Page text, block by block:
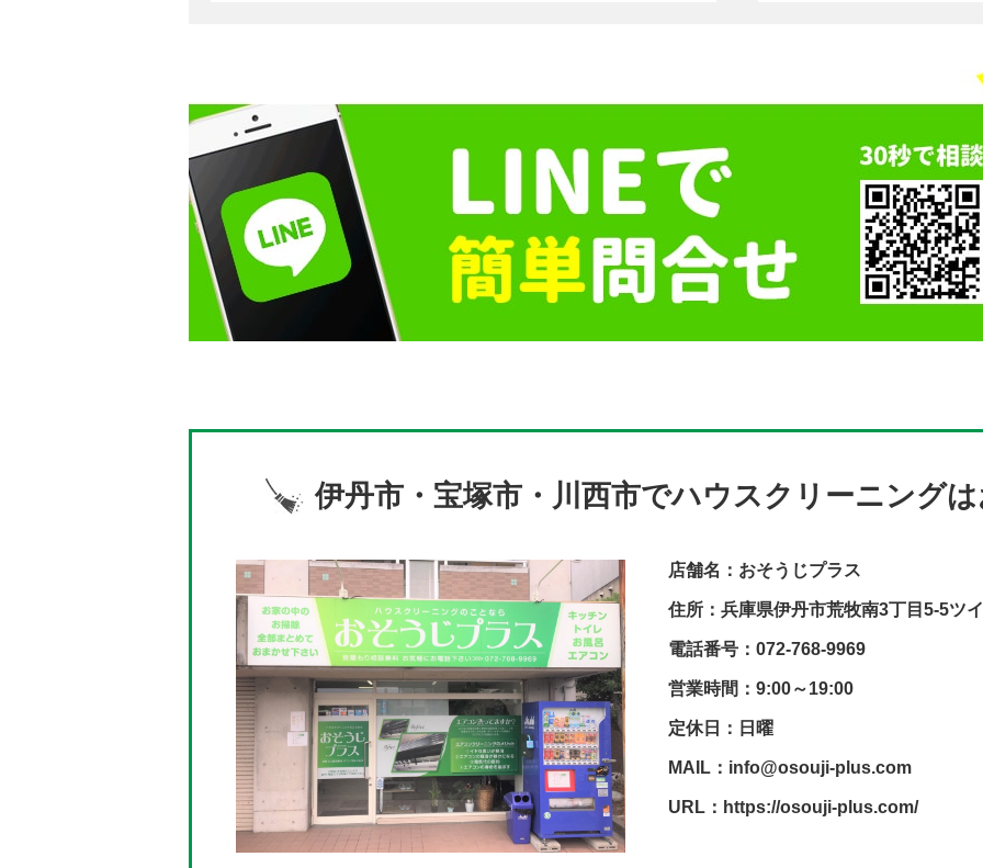
伊丹市・宝塚市・川西市でハウスクリーニング
店舗名：おそうじプラス
住所：兵庫県伊丹市荒牧南3丁目5-5ツ
電話番号：072-768-9969
営業時間：9:00～19:00
定休日：日曜
MAIL：info@osouji-plus.com
URL：https://osouji-plus.com/